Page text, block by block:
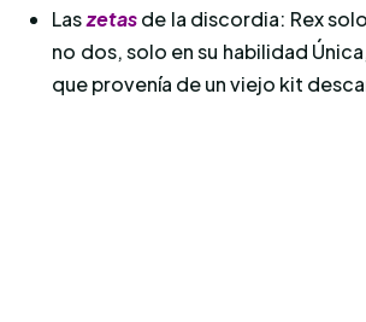
Laszetas de la discordia: Rex
no dos, solo en su habilidad
que provenía de un viejo kit